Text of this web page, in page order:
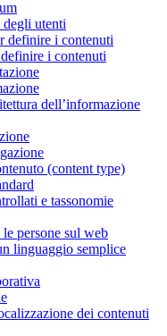
utenti
definire i contenuti
i contenuti
dell’informazione
(content type)
e tassonomie
persone sul web
linguaggio semplice
dei contenuti